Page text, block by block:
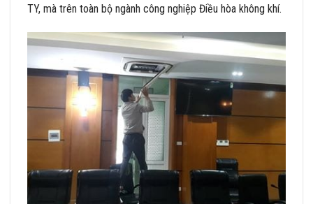
TY, mà trên toàn bộ ngành công nghiệp Điều hòa không khí.